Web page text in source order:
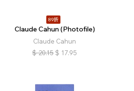
89折
Claude Cahun (Photofile)
Claude Cahun
$ 20.15 $ 17.95